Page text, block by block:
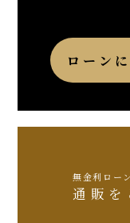
ローン
無金利ロー
通販を